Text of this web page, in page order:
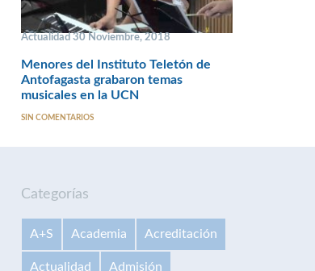
Actualidad 30 Noviembre, 2018
Menores del Instituto Teletón de
Antofagasta grabaron temas
musicales en la UCN
SIN COMENTARIOS
Categorías
A+S Academia Acreditación
Actualidad Admisión